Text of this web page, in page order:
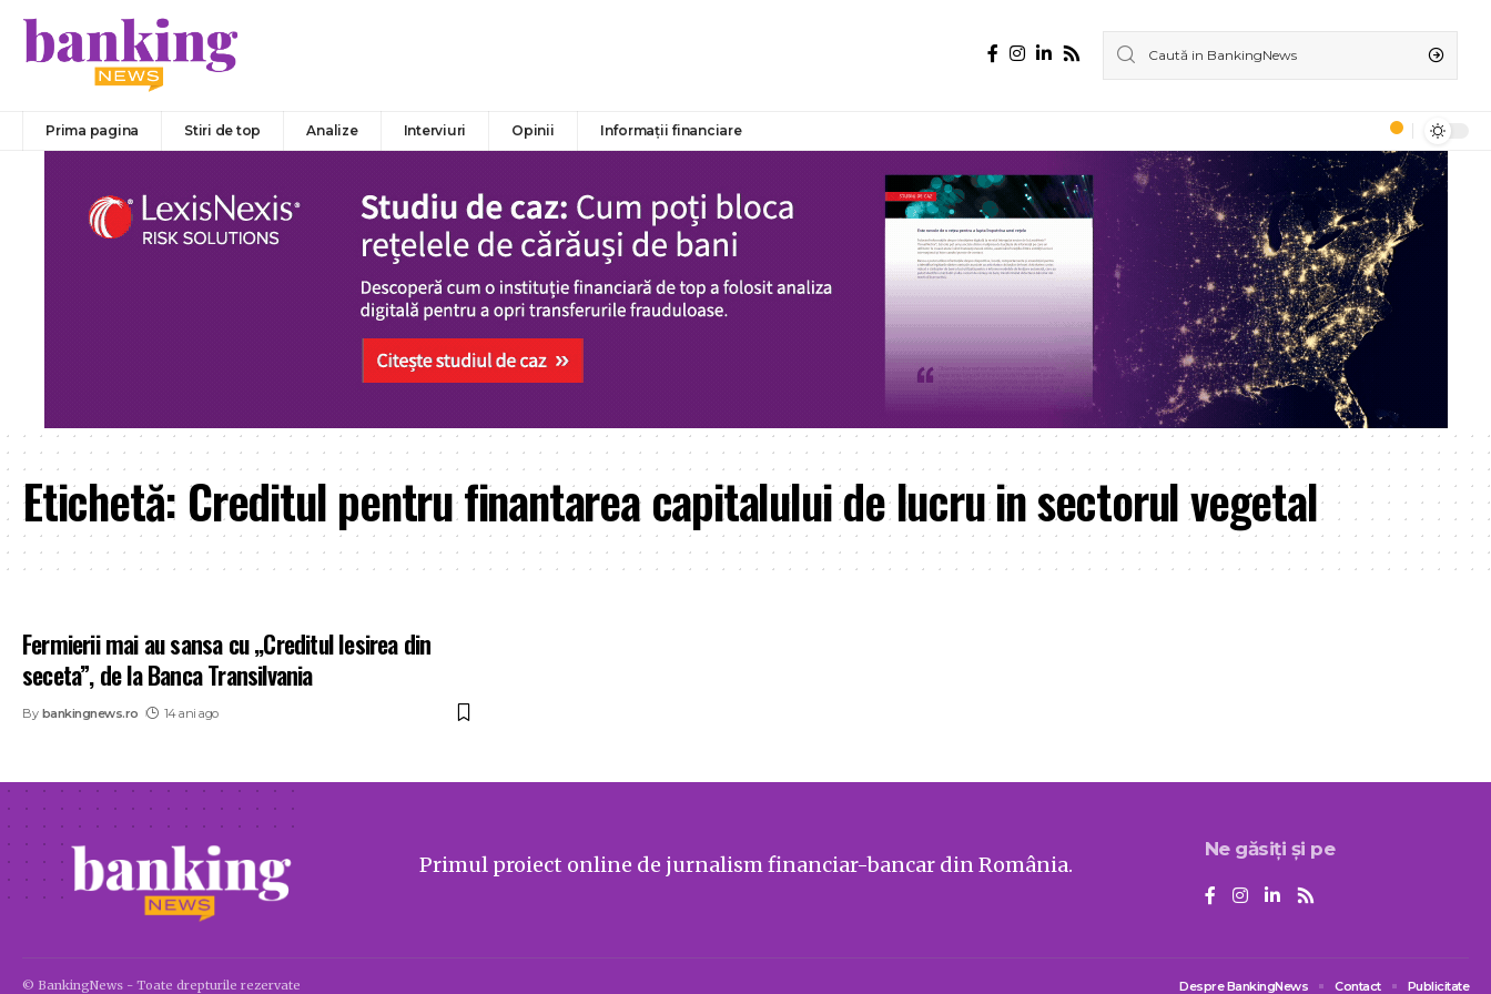
Prima pagina Stiri de top Analize Interviuri Opinii Informații financiare
Etichetă: Creditul pentru finantarea capitalului de lucru in sectorul vegetal
Fermierii mai au sansa cu „Creditul Iesirea din
seceta”, de la Banca Transilvania
By bankingnews.ro 14 ani ago
Primul proiect online de jurnalism financiar-bancar din România.
Ne găsiți și pe
© BankingNews - Toate drepturile rezervate Despre BankingNews Contact Publicitate